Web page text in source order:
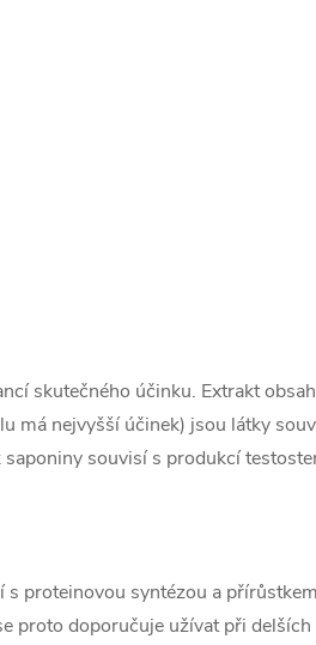
skutečného účinku. Extrakt
má nejvyšší účinek) jsou látky
souvisí s produkcí
proteinovou syntézou a
proto doporučuje užívat při